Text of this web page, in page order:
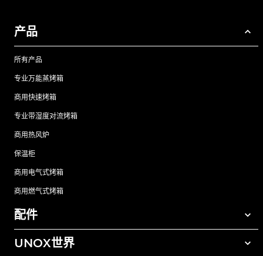
产品
所有产品
专业万能蒸烤箱
商用快速烤箱
专业带湿度对流烤箱
商用热风炉
保温柜
商用电气式烤箱
商用燃气式烤箱
配件
所有配件
UNOX世界